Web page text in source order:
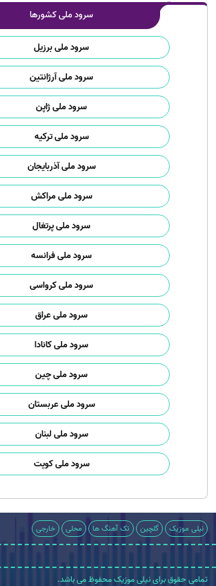
سرود ملی کشورها
سرود ملی برزیل
سرود ملی آرژانتین
سرود ملی ژاپن
سرود ملی ترکیه
سرود ملی آذربایجان
سرود ملی مراکش
سرود ملی پرتغال
سرود ملی فرانسه
سرود ملی کرواسی
سرود ملی عراق
سرود ملی کانادا
سرود ملی چین
سرود ملی عربستان
سرود ملی لبنان
سرود ملی کویت
نیلی موزیک گلچین تک آهنگ ها محلی خارجی
تمامی حقوق برای نیلی موزیک محفوظ می باشد.